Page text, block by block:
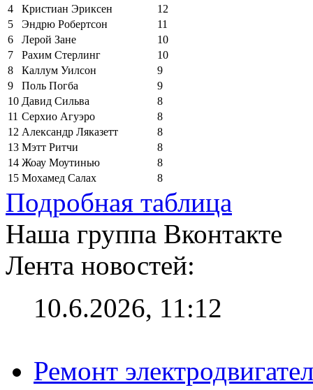
4
Кристиан Эриксен
12
5
Эндрю Робертсон
11
6
Лерой Зане
10
7
Рахим Стерлинг
10
8
Каллум Уилсон
9
9
Поль Погба
9
10 Давид Сильва
8
11 Серхио Агуэро
8
12 Александр Ляказетт
8
13 Мэтт Ритчи
8
14 Жоау Моутинью
8
15 Мохамед Салах 8
Подробная таблица
Наша группа Вконтакте
Лента новостей:
10.6.2026, 11:12
Ремонт